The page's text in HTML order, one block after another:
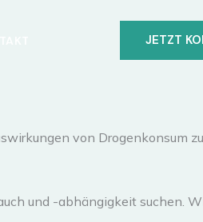
JETZT
von Drogenkonsum
und -abhängigkeit suchen.